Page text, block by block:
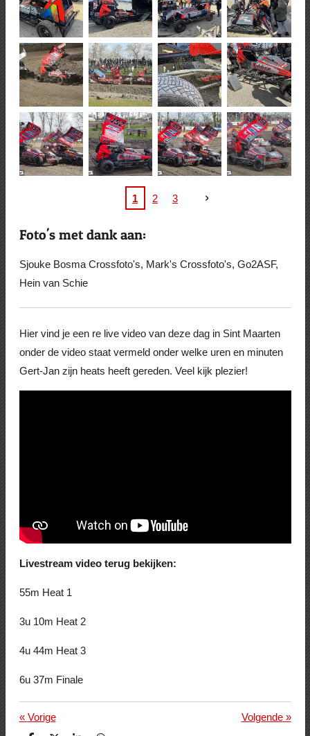
1 2 3
Foto's met dank aan:
Sjouke Bosma Crossfoto's, Mark's Crossfoto's, Go2ASF,
Hein van Schie
Hier vind je een re live video van deze dag in Sint Maarten
onder de video staat vermeld onder welke uren en minuten
Gert-Jan zijn heats heeft gereden. Veel kijk plezier!
Livestream video terug bekijken:
55m Heat 1
3u 10m Heat 2
4u 44m Heat 3
6u 37m Finale
« Vorige Volgende»